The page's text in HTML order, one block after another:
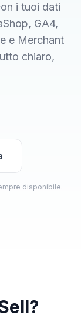
i tuoi dati
GA4,
e Merchant
chiaro,
disponibile.